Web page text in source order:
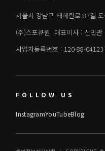
서울시 강남구 테헤란로 87길
(주)스포큐원 대표이사 : 신민관
사업자등록번호 : 120-88-04123
FOLLOW US
InstagramYouTubeBlog